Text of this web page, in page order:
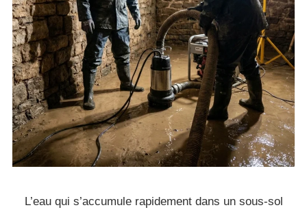
L’eau qui s’accumule rapidement dans un sous-sol